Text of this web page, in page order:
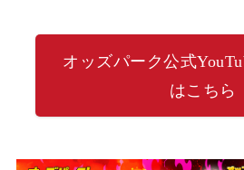
オッズパーク公式
はこちら